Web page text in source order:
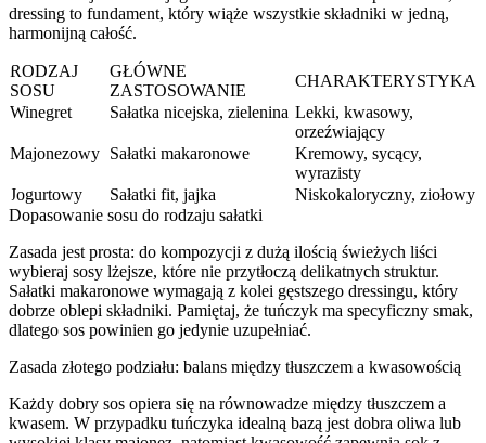
dressing to fundament, który wiąże wszystkie składniki w jedną,
harmonijną całość.
RODZAJ
SOSU
GŁÓWNE
ZASTOSOWANIE
CHARAKTERYSTYKA
Winegret
Sałatka nicejska, zielenina Lekki, kwasowy,
orzeźwiający
Majonezowy Sałatki makaronowe
Kremowy, sycący,
wyrazisty
Jogurtowy
Sałatki fit, jajka
Niskokaloryczny, ziołowy
Dopasowanie sosu do rodzaju sałatki
Zasada jest prosta: do kompozycji z dużą ilością świeżych liści
wybieraj sosy lżejsze, które nie przytłoczą delikatnych struktur.
Sałatki makaronowe wymagają z kolei gęstszego dressingu, który
dobrze oblepi składniki. Pamiętaj, że tuńczyk ma specyficzny smak,
dlatego sos powinien go jedynie uzupełniać.
Zasada złotego podziału: balans między tłuszczem a kwasowością
Każdy dobry sos opiera się na równowadze między tłuszczem a
kwasem. W przypadku tuńczyka idealną bazą jest dobra oliwa lub